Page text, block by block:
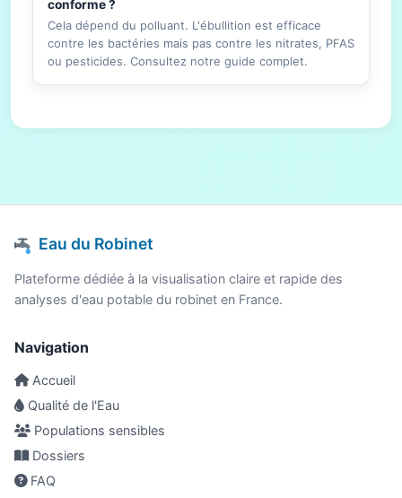
conforme ?
Cela dépend du polluant. L'ébullition est efficace
contre les bactéries mais pas contre les nitrates, PFAS
ou pesticides. Consultez notre guide complet.
Eau du Robinet
Plateforme dédiée à la visualisation claire et rapide des
analyses d'eau potable du robinet en France.
Navigation
Accueil
Qualité de l'Eau
Populations sensibles
Dossiers
FAQ